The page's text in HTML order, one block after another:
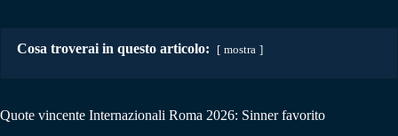
Cosa troverai in questo articolo: mostra
Quote vincente Internazionali Roma 2026: Sinner favorito